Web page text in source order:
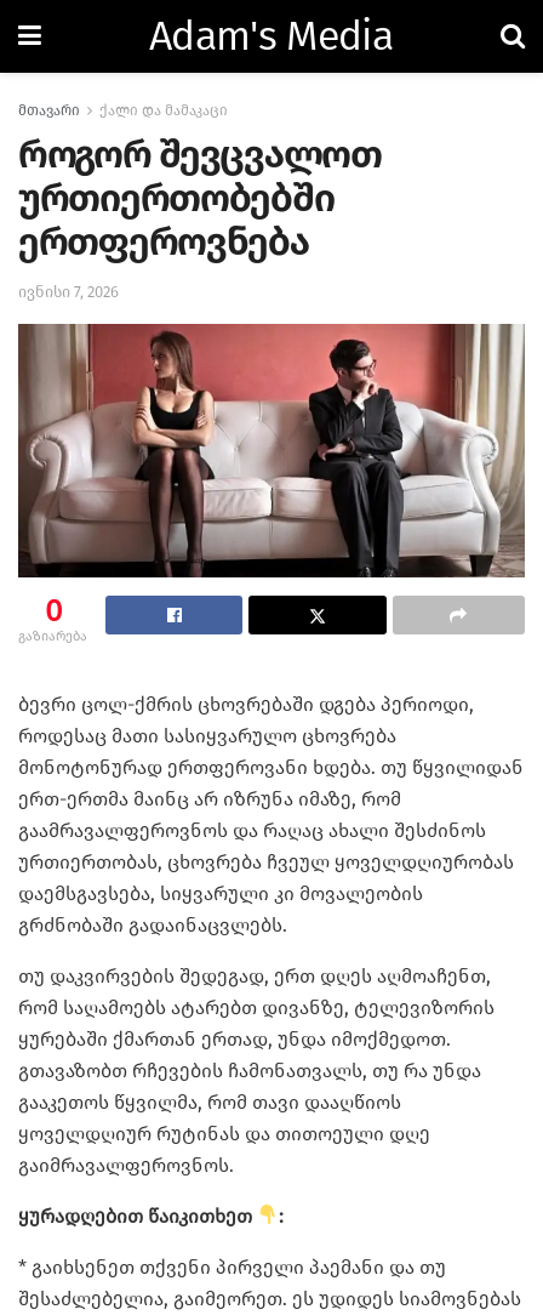
Adam's Media
მთავარი ქალი და მამაკაცი
როგორ შევცვალოთ
ურთიერთობებში
ერთფეროვნება
ივნისი 7, 2026
0
გაზიარება
ბევრი ცოლ-ქმრის ცხოვრებაში დგება პერიოდი,
როდესაც მათი სასიყვარულო ცხოვრება
მონოტონურად ერთფეროვანი ხდება. თუ წყვილიდან
ერთ-ერთმა მაინც არ იზრუნა იმაზე, რომ
გაამრავალფეროვნოს და რაღაც ახალი შესძინოს
ურთიერთობას, ცხოვრება ჩვეულ ყოველდღიურობას
დაემსგავსება, სიყვარული კი მოვალეობის
გრძნობაში გადაინაცვლებს.
თუ დაკვირვების შედეგად, ერთ დღეს აღმოაჩენთ,
რომ საღამოებს ატარებთ დივანზე, ტელევიზორის
ყურებაში ქმართან ერთად, უნდა იმოქმედოთ.
გთავაზობთ რჩევების ჩამონათვალს, თუ რა უნდა
გააკეთოს წყვილმა, რომ თავი დააღწიოს
ყოველდღიურ რუტინას და თითოეული დღე
გაიმრავალფეროვნოს.
ყურადღებით წაიკითხეთ :
* გაიხსენეთ თქვენი პირველი პაემანი და თუ
შესაძლებელია, გაიმეორეთ. ეს უდიდეს სიამოვნებას